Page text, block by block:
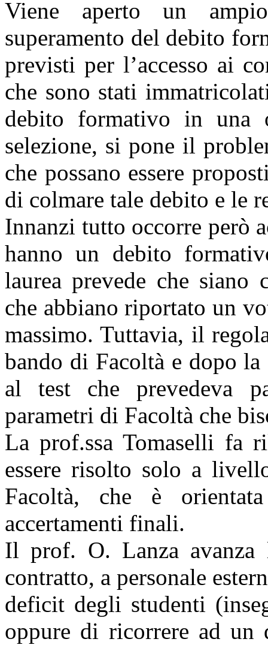
Viene aperto un
superamento del debito
previsti per l’accesso ai
che sono stati
debito formativo in una
selezione, si pone il
che possano essere
di colmare tale debito e le
Innanzi tutto occorre però
hanno un debito
laurea prevede che
che abbiano riportato un
massimo. Tuttavia, il
bando di Facoltà e dopo
al test che prevedeva
parametri di Facoltà che
La prof.ssa Tomaselli fa
essere risolto solo a
Facoltà, che è
accertamenti finali.
Il prof. O. Lanza avanza
contratto, a personale
deficit degli studenti
oppure di ricorrere ad un